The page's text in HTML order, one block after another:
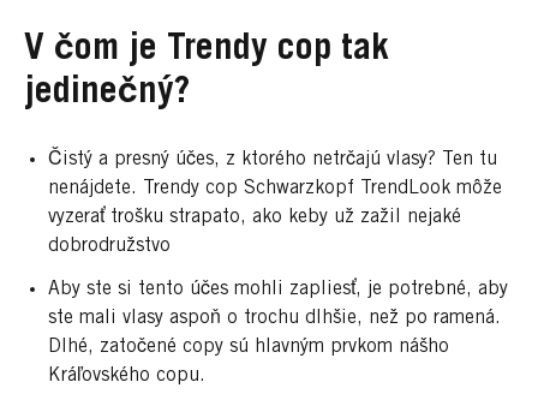
V čom je Trendy cop tak
jedinečný?
Čistý a presný účes, z ktorého netrčajú vlasy? Ten tu
nenájdete. Trendy cop Schwarzkopf TrendLook môže
vyzerať trošku strapato, ako keby už zažil nejaké
dobrodružstvo
Aby ste si tento účes mohli zapliesť, je potrebné, aby
ste mali vlasy aspoň o trochu dlhšie, než po ramená.
Dlhé, zatočené copy sú hlavným prvkom nášho
Kráľovského copu.